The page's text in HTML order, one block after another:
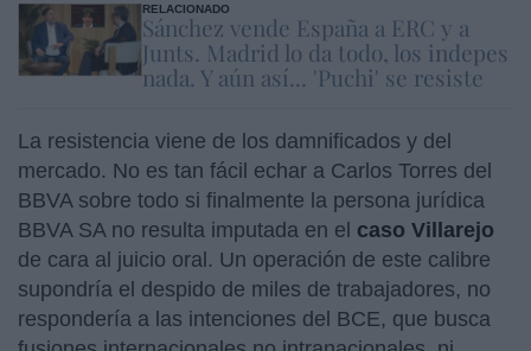
RELACIONADO
Sánchez vende España a ERC y a
Junts. Madrid lo da todo, los indepes
nada. Y aún así... 'Puchi' se resiste
La resistencia viene de los damnificados y del
mercado. No es tan fácil echar a Carlos Torres del
BBVA sobre todo si finalmente la persona jurídica
BBVA SA no resulta imputada en el caso Villarejo
de cara al juicio oral. Un operación de este calibre
supondría el despido de miles de trabajadores, no
respondería a las intenciones del BCE, que busca